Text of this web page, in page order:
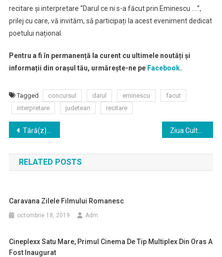
recitare și interpretare “Darul ce ni s-a făcut prin Eminescu ….”,
prilej cu care, vă invităm, să participați la acest eveniment dedicat
poetului național.
Pentru a fi în permanență la curent cu ultimele noutăți și
informații din orașul tău, urmărește-ne pe Facebook.
Tagged concursul darul eminescu
facut
interpretare
judetean recitare
Navigare
în
articole
Tără(z)boi – spectacol de Ziua Culturii Naționale
RELATED POSTS
Caravana Zilele Filmului Romanesc
octombrie 18, 2019 Adm
Cineplexx Satu Mare, Primul Cinema De Tip Multiplex Din Oras A
Fost Inaugurat